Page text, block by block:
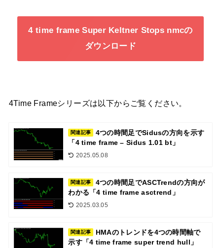
4 time frame Super Keltner Stops nmcの
ダウンロード
4Time Frameシリーズは以下からご覧ください。
関連記事
4つの時間足でSidusの方向を示す
「4 time frame – Sidus 1.01 bt」
2025.05.08
関連記事
4つの時間足でASCTrendの方向が
わかる「4 time frame asctrend」
2025.03.05
関連記事
HMAのトレンドを4つの時間軸で
示す「4 time frame super trend hull」